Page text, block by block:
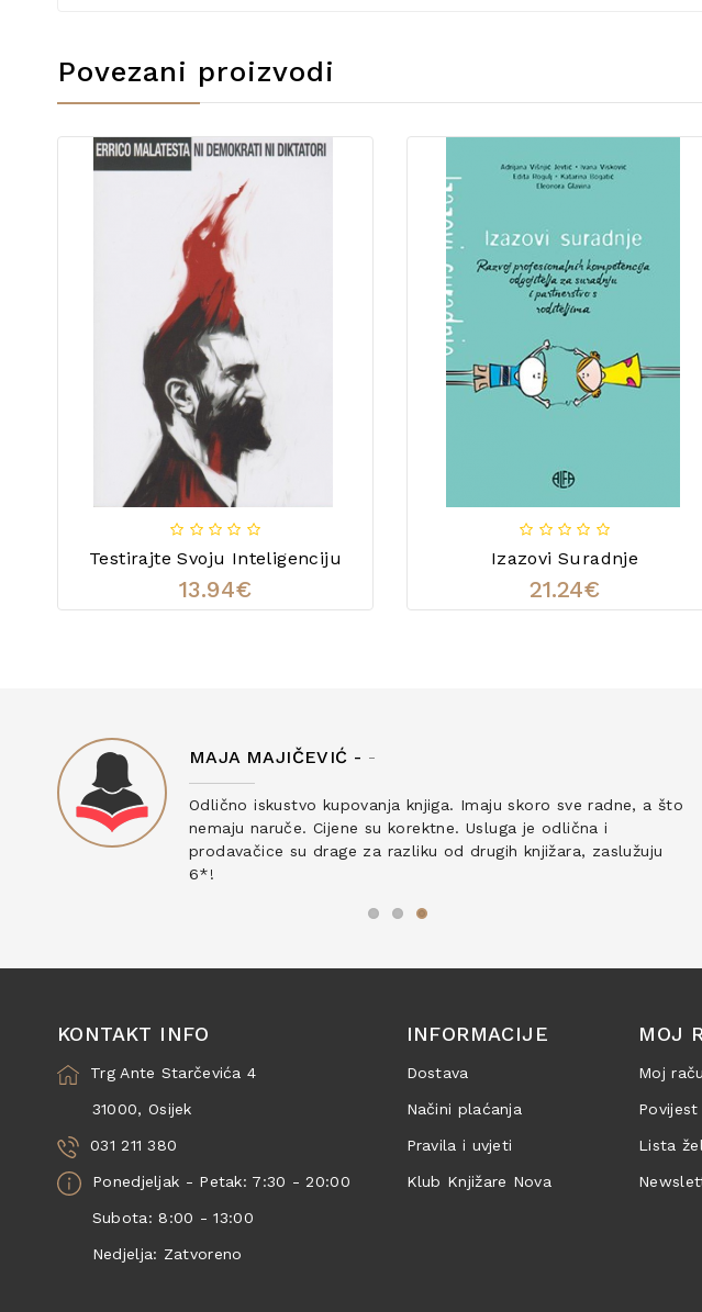
Povezani proizvodi
Testirajte Svoju Inteligenciju
13.94€
Izazovi Suradnje
21.24€
MAJA MAJIČEVIĆ - -
Odlično iskustvo kupovanja knjiga. Imaju skoro sve radne, a što
nemaju naruče. Cijene su korektne. Usluga je odlična i
prodavačice su drage za razliku od drugih knjižara, zaslužuju
6*!
KONTAKT INFO
Trg Ante Starčevića 4
31000, Osijek
031 211 380
Ponedjeljak - Petak: 7:30 - 20:00
Subota: 8:00 - 13:00
Nedjelja: Zatvoreno
INFORMACIJE
Dostava
Načini plaćanja
Pravila i uvjeti
Klub Knjižare Nova
MOJ
Moj
Lista